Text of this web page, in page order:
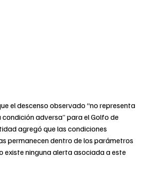
el descenso observado “no representa
condición adversa” para el Golfo de
agregó que las condiciones
permanecen dentro de los parámetros
existe ninguna alerta asociada a este